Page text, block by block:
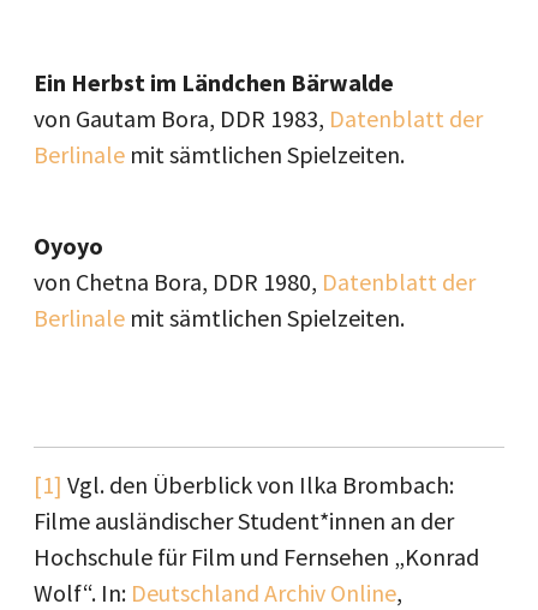
Ein Herbst im Ländchen Bärwalde
von Gautam Bora, DDR 1983, Datenblatt der
Berlinale mit sämtlichen Spielzeiten.
Oyoyo
von Chetna Bora, DDR 1980, Datenblatt der
Berlinale mit sämtlichen Spielzeiten.
[1] Vgl. den Überblick von Ilka Brombach:
Filme ausländischer Student*innen an der
Hochschule für Film und Fernsehen „Konrad
Wolf“. In: Deutschland Archiv Online,